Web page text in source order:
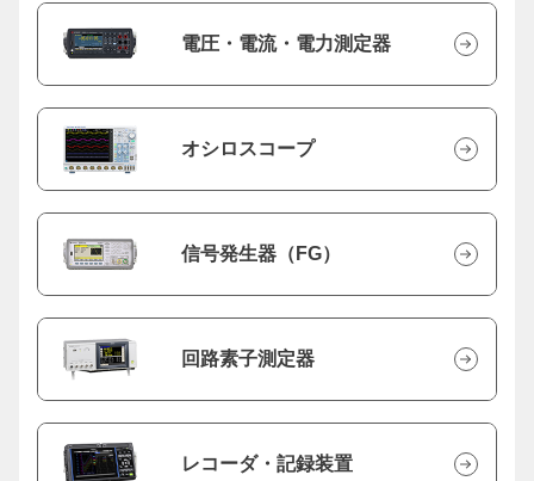
電圧・電流・電力測定器
オシロスコープ
信号発生器（FG）
回路素子測定器
レコーダ・記録装置